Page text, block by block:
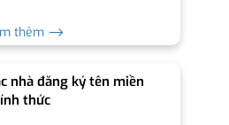
thêm ⟶
nhà đăng ký tên miền
thức